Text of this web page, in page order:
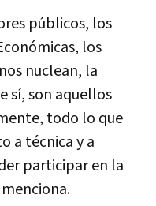
públicos, los
los
nuclean, la
sí, son aquellos
todo lo que
a técnica y a
participar en la